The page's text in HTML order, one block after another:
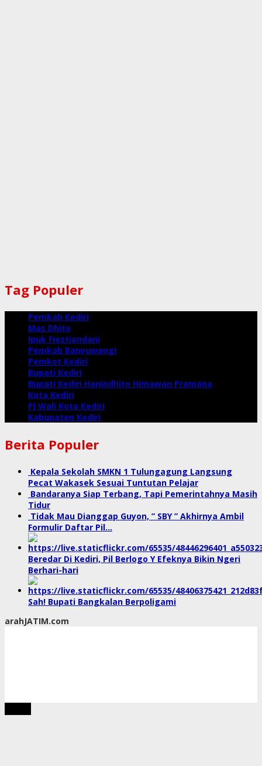
Tag Populer
Pemkab Kediri
Mas Dhito
Ipuk Fiestiandani
Pemkab Banyuwangi
Pemkot Kediri
Bupati Kediri
Bupati Kediri Hanindhito Himawan Pramana
Kota Kediri
Pj Wali Kota Kediri
Kabupaten Kediri
Berita Populer
Kepala Sekolah SMKN 1 Tulungagung Langsung
Pecat Wakasek Sesuai Tuntutan Pelajar
Bandaranya Siap Terbang, Tapi Pemerintahnya Masih
Tidur
Tidak Mau Dianggap Guyon, ” SBY ” Akhirnya Ambil
Formulir Daftar Pil…
Beredar Di Kediri, Pil Berlogo Y Efeknya Bikin Ngeri
Berhari-hari
Sah! Bupati Bangkalan Berpoligami
arahJATIM.com